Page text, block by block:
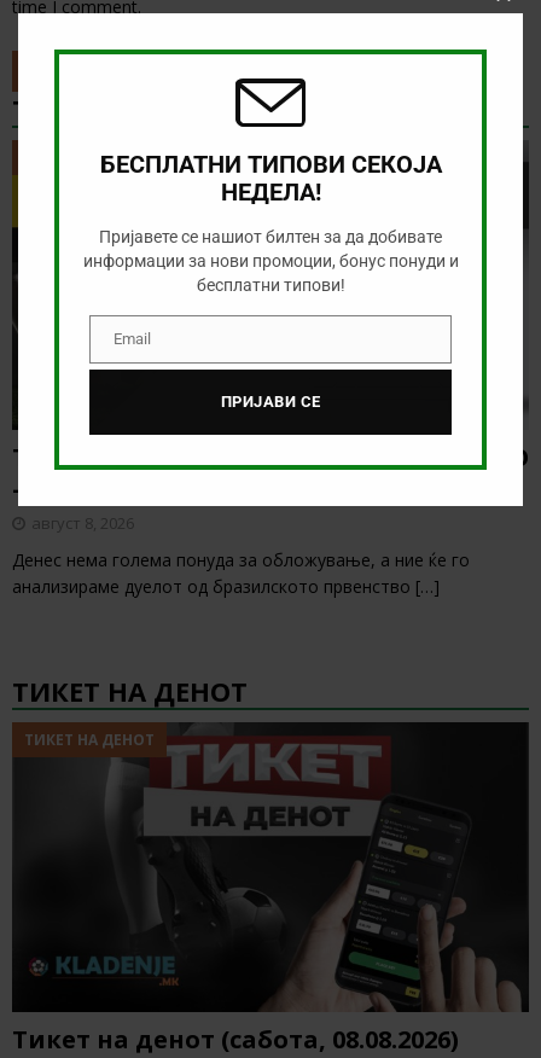
time I comment.
ТИП НА ДЕНОТ
ТИП НА ДЕНОТ
ТИП НА ДЕНОТ (08.08.2026, 21:00) ГРЕМИО
– САО ПАОЛО
август 8, 2026
Денес нема голема понуда за обложување, а ние ќе го
анализираме дуелот од бразилското првенство […]
ТИКЕТ НА ДЕНОТ
ТИКЕТ НА ДЕНОТ
Тикет на денот (сабота, 08.08.2026)
БЕСПЛАТНИ ТИПОВИ СЕКОЈА
НЕДЕЛА!
Пријавете се нашиот билтен за да добивате
информации за нови промоции, бонус понуди и
бесплатни типови!
EmailEmail
ПРИЈАВИ СЕ